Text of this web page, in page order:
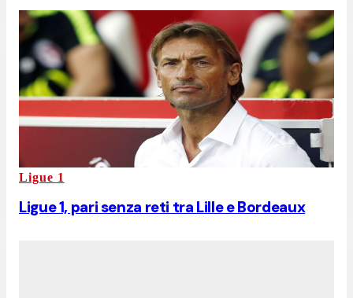
Ligue 1
Ligue 1, pari senza reti tra Lille e Bordeaux